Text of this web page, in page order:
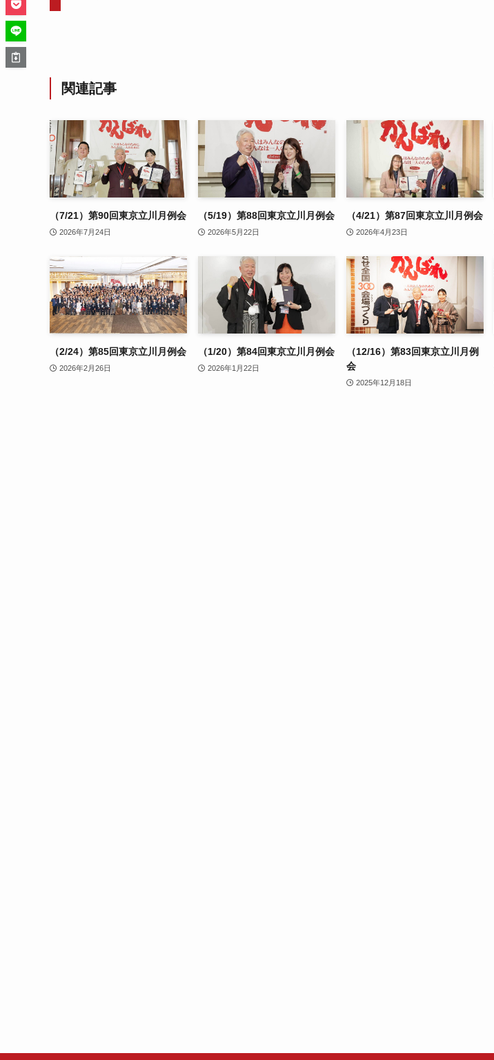
関連記事
（7/21）第90回東京立川月例会
2026年7月24日
（5/19）第88回東京立川月例会
2026年5月22日
（4/21）第87回東京立川月例会
2026年4月23日
（2/24）第85回東京立川月例会
2026年2月26日
（1/20）第84回東京立川月例会
2026年1月22日
（12/16）第83回東京立川月例
会
2025年12月18日